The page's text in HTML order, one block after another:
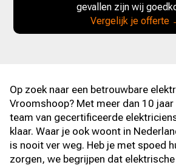
gevallen zijn wij
Vergelijk je offerte
Op zoek naar een betrouwbare
Vroomshoop? Met meer dan 10 jaar
team van gecertificeerde
klaar. Waar je ook woont in
is nooit ver weg. Heb je met spoed
zorgen, we begrijpen dat